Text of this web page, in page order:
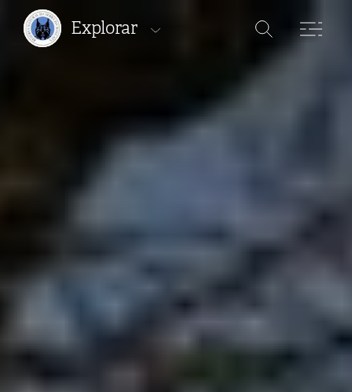
Explorar
Áreas Protegidas
Percursos
Onde ficar
Onde comer
Onde comprar